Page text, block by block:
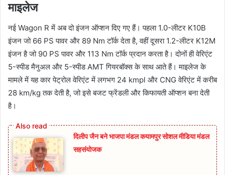
माइलेज
नई Wagon R में अब दो इंजन ऑप्शन दिए गए हैं। पहला 1.0-लीटर K10B
इंजन जो 66 PS पावर और 89 Nm टॉर्क देता है, वहीं दूसरा 1.2-लीटर K12M
इंजन है जो 90 PS पावर और 113 Nm टॉर्क प्रदान करता है। दोनों ही वेरिएंट
5-स्पीड मैनुअल और 5-स्पीड AMT गियरबॉक्स के साथ आते हैं। माइलेज के
मामले में यह कार पेट्रोल वेरिएंट में लगभग 24 kmpl और CNG वेरिएंट में करीब
28 km/kg तक देती है, जो इसे बजट फ्रेंडली और किफायती ऑप्शन बना देती
है।
दिलीप जैन बने भाजपा मंडल कयामपुर सोशल मीडिया मंडल
सहसंयोजक